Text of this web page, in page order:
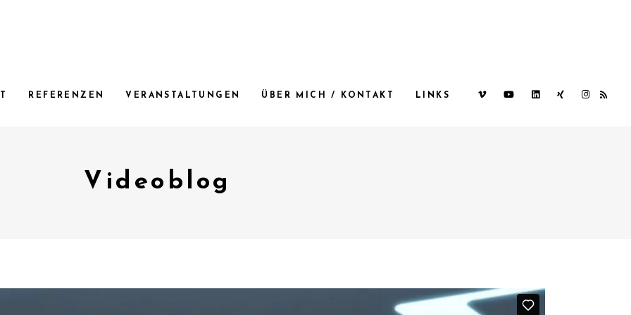
REFERENZEN VERANSTALTUNGEN ÜBER MICH / KONTAKT LINKS
Videoblog